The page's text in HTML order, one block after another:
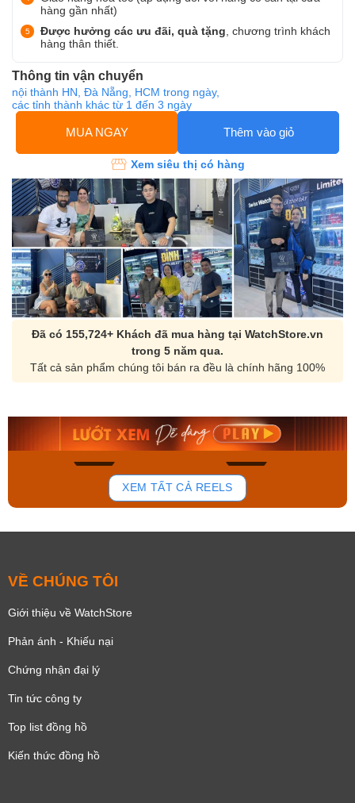
hàng gần nhất)
Được hưởng các ưu đãi, quà tặng , chương trình khách
hàng thân thiết.
Thông tin vận chuyển
nội thành HN, Đà Nẵng, HCM trong ngày,
các tỉnh thành khác từ 1 đến 3 ngày
MUA NGAY Thêm vào giỏ
Xem siêu thị có hàng
Đã có 155,724+ Khách đã mua hàng tại WatchStore.vn
trong 5 năm qua.
Tất cả sản phẩm chúng tôi bán ra đều là chính hãng 100%
136
Orient Nam RA-
Mua ngay
Casio Nam MTS-
Mua ngay
XEM TẤT CẢ REELS
VỀ CHÚNG TÔI
Giới thiệu về WatchStore
Phản ánh - Khiếu nại
Chứng nhận đại lý
Tin tức công ty
Top list đồng hồ
Kiến thức đồng hồ